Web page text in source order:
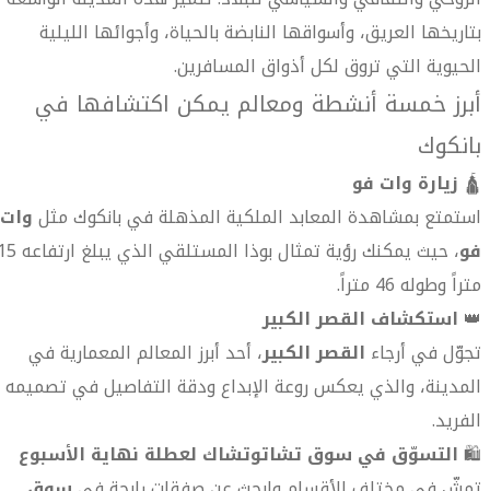
بتاريخها العريق، وأسواقها النابضة بالحياة، وأجوائها الليلية
الحيوية التي تروق لكل أذواق المسافرين.
أبرز خمسة أنشطة ومعالم يمكن اكتشافها في
بانكوك
🛕 زيارة وات فو
استمتع بمشاهدة المعابد الملكية المذهلة في بانكوك مثلوات
فو
، حيث يمكنك رؤية تمثال بوذا
متراً وطوله 46 متراً.
👑 استكشاف القصر الكبير
تجوّل في أرجاء القصر الكبير، أحد أبرز المعالم المعمارية في
المدينة، والذي يعكس روعة الإبداع ودقة التفاصيل في تصميمه
الفريد.
🛍️التسوّق في سوق تشاتوتشاك لعطلة نهاية الأسبوع